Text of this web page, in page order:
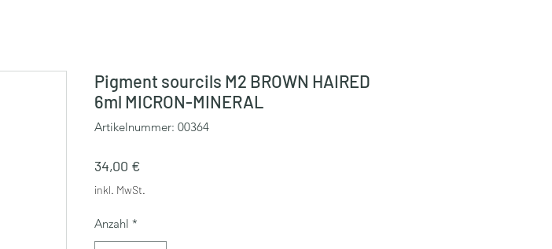
Pigment sourcils M2 BROWN HAIRED
6ml MICRON-MINERAL
Artikelnummer: 00364
34,00 €Preis
inkl. MwSt.
Anzahl *